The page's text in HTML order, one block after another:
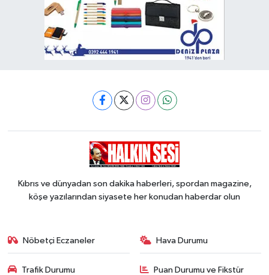
Kıbrıs ve dünyadan son dakika haberleri, spordan magazine,
köşe yazılarından siyasete her konudan haberdar olun
Nöbetçi Eczaneler Hava Durumu
Trafik Durumu Puan Durumu ve Fikstür